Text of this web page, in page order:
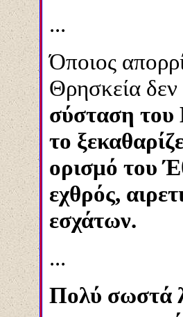
...
Όποιος
Θρησκεία
σύσταση του
το
ορισμό του
εχθρός,
εσχάτων.
...
Πολύ σωστά